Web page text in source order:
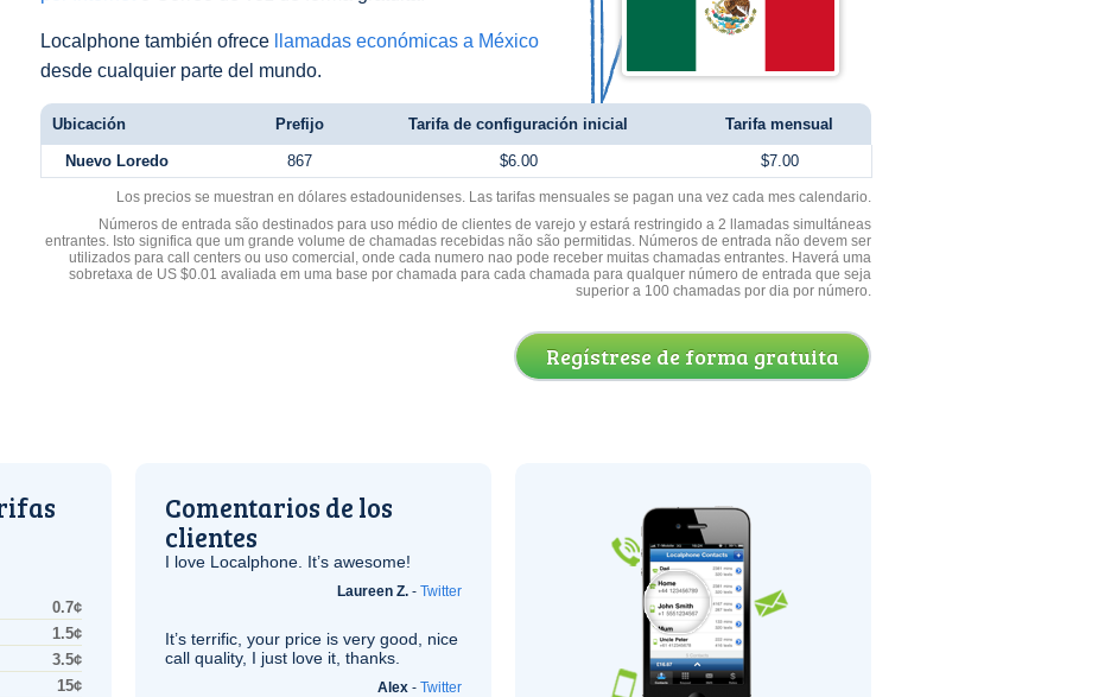
Localphone también ofrece
llamadas económicas a México
desde cualquier parte del mundo.
Ubicación Prefijo Tarifa de configuración inicial Tarifa mensual
Nuevo Loredo 867 $6.00 $7.00
Los precios se muestran en dólares estadounidenses. Las tarifas mensuales se pagan una vez cada mes calendario.
Números de entrada são destinados para uso médio de clientes de varejo y estará restringido a 2 llamadas simultáneas
entrantes. Isto significa que um grande volume de chamadas recebidas não são permitidas. Números de entrada não devem ser
utilizados para call centers ou uso comercial, onde cada numero nao pode receber muitas chamadas entrantes. Haverá uma
sobretaxa de US $0.01 avaliada em uma base por chamada para cada chamada para qualquer número de entrada que seja
superior a 100 chamadas por dia por número.
Regístrese de forma gratuita
0.7¢
1.5¢
3.5¢
15¢
Comentarios de los
clientes
I love Localphone. It’s awesome!
Laureen Z. - Twitter
It’s terrific, your price is very good, nice
call quality, I just love it, thanks.
Alex - Twitter